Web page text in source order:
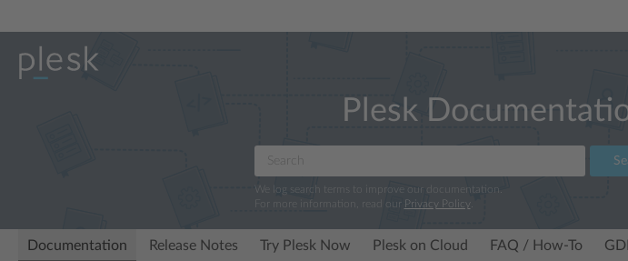
Plesk
We log search terms to improve our documentation.
For more information, read our Privacy Policy.
Documentation Release Notes Try Plesk Now Plesk on Cloud FAQ / How-To